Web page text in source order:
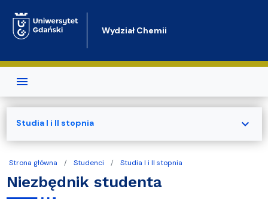
Wydział Chemii
Strona główna Studenci Studia I i II stopnia
Niezbędnik studenta
Studia I i II stopnia expand_more